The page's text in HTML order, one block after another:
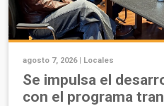
agosto 7, 2026 | Locales
Se impulsa el
con el programa